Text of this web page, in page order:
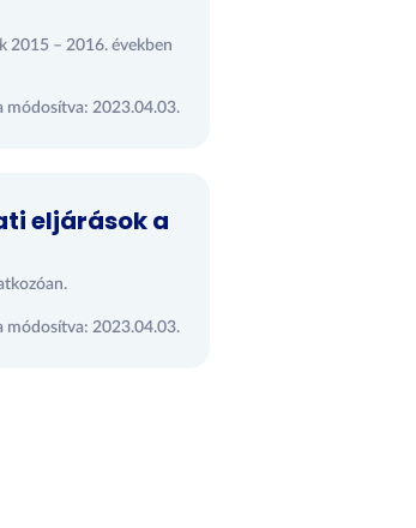
2015 – 2016. években
módosítva: 2023.04.03.
eljárások a
módosítva: 2023.04.03.